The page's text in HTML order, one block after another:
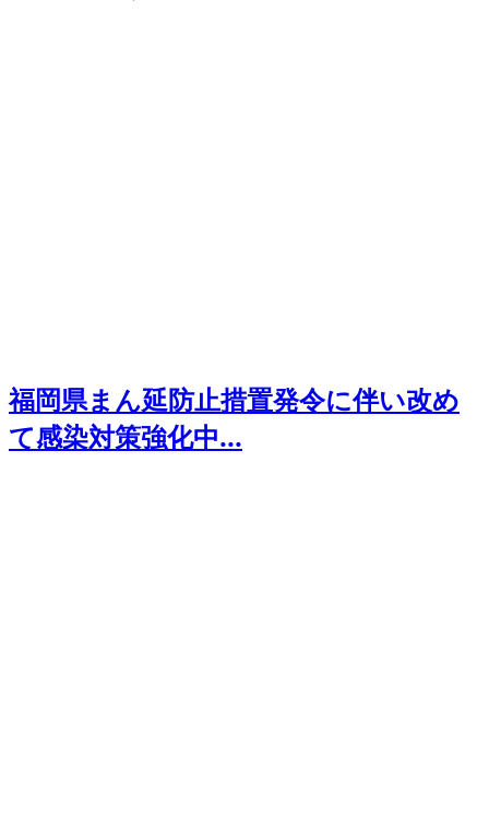
福岡県まん延防止措置発令に伴い改め
て感染対策強化中...